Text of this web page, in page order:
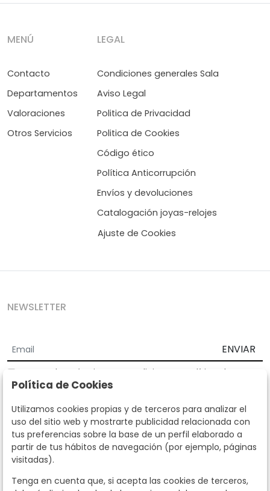
MENÚ
Contacto
Departamentos
Valoraciones
Otros Servicios
LEGAL
Condiciones generales Sala
Aviso Legal
Politica de Privacidad
Politica de Cookies
Código ético
Política Anticorrupción
Envíos y devoluciones
Catalogación joyas-relojes
Ajuste de Cookies
NEWSLETTER
ENVIAR
Acepto los Términos y Condiciones
Política de
privacidad
Según la LOPD y disposiciones de desarrollo, informamos que sus
datos personales serán tratados por parte de Subastas Segre con la
finalidad de gestionar la relación comercial. Puede ejercitar los
derechos de acceso, rectificación, cancelación, oposición y demás
derechos en los términos establecidos en la normativa vigente
dirigiéndote a nosotros. Asimismo, nos puede solicitar el envío de
llamando al teléfono 915159584 o enviando un e-mail a
Política de Cookies
Utilizamos cookies propias y de terceros para analizar el
uso del sitio web y mostrarte publicidad relacionada con
tus preferencias sobre la base de un perfil elaborado a
partir de tus hábitos de navegación (por ejemplo, páginas
visitadas).
Tenga en cuenta que, si acepta las cookies de terceros,